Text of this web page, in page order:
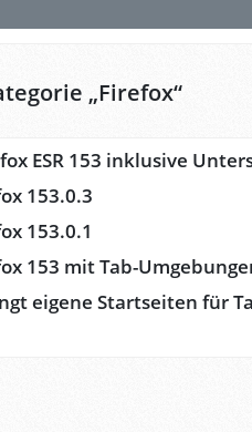
„Firefox“
ESR 153 inklusive
153.0.3
153.0.1
153 mit Tab-
eigene Startseiten für